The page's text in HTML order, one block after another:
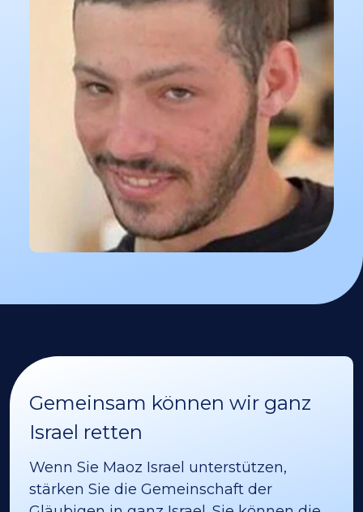
Gemeinsam können wir ganz
Israel retten
Wenn Sie Maoz Israel unterstützen,
stärken Sie die Gemeinschaft der